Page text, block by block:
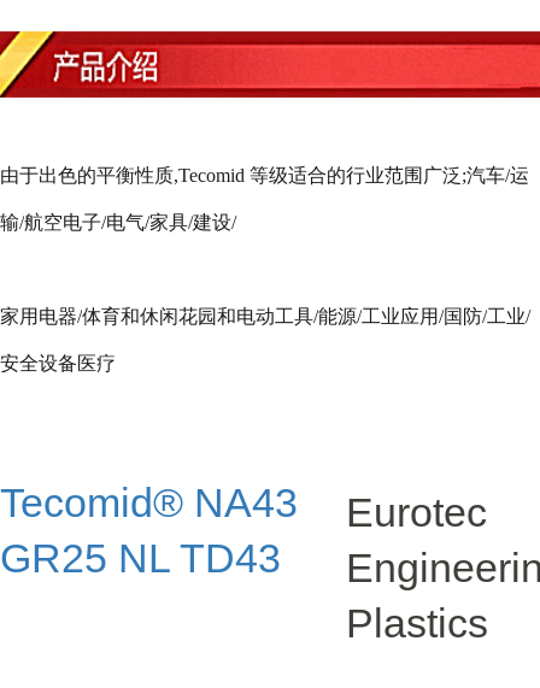
由于出色的平衡性质,Tecomid 等级适合的行业范围广泛;汽车/运
输/航空电子/电气/家具/建设/
家用电器/体育和休闲花园和电动工具/能源/工业应用/国防/工业/
安全设备医疗
Tecomid® NA43
GR25 NL TD43
Eurotec
Plastics